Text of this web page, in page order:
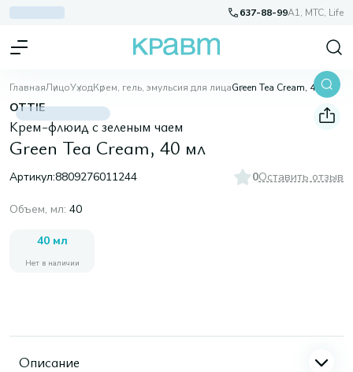
637-88-99A1, МТС, Life
ГлавнаяЛицоУходКрем, гель, эмульсия для лицаGreen Tea Cream, 40 мл
OTTIE
Крем-флюид с зеленым чаем
Green Tea Cream, 40 мл
Артикул:8809276011244 0Оставить отзыв
Объем, мл: 40
40 мл
Нет в наличии
Описание